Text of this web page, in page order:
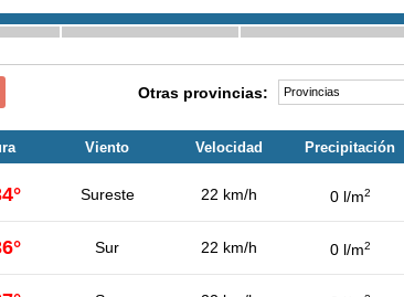
Otras provincias:
Viento Velocidad Precipitación
Sureste 22 km/h 0 l/m2
Sur 22 km/h 0 l/m2